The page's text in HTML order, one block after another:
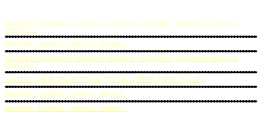
31x10.5 R15 31x10.5R15 31x10.5/15 31x10.5-15 31x10,5 R15 31x10,5R15 31x10,5/15
31x10,5-15
205/70 R15 205/70R15 205/70/15 205/70-15
35x12.5 R15 35x12.5R15 35x12.5/15 35x12.5-15 35x12,5 R15 35x12,5R15 35x12,5/15
35x12,5-15
7.50 R16 7.50R16 7.50/16 7.50-16 7,50 R16 7,50R16 7,50/16 7,50-16
205/80 R16 205/80R16 205/80/16 205/80-16
195/80 R15 195/80R15 195/80/15 195/80-15